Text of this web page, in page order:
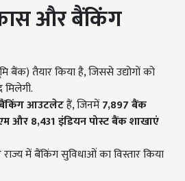
और बैंकिंग
तैयार किया है, जिससे उद्योगों को
आउटलेटहैं, जिनमें7,897बैंक
और 8,431इंडियन पोस्ट बैंक शाखाएं
राज्य में बैंकिंग सुविधाओं का विस्तार किया